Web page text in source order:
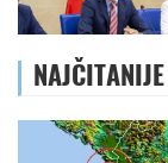
NAJČITANIJE